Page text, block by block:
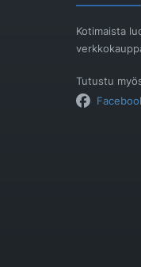
Kotimaista
Tutustu